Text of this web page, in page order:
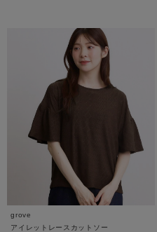
grove
アイレットレースカットソー